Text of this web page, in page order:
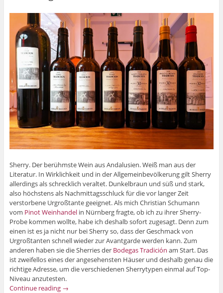
Sherry. Der berühmste Wein aus Andalusien. Weiß man aus der
Literatur. In Wirklichkeit und in der Allgemeinbevölkerung gilt Sherry
allerdings als schrecklich veraltet. Dunkelbraun und süß und stark,
also höchstens als Nachmittagsschluck für die vor langer Zeit
verstorbene Urgroßtante geeignet. Als mich Christian Schumann
vom Pinot Weinhandelin Nürnberg fragte, ob ich zu ihrer Sherry-
Probe kommen wollte, habe ich deshalb sofort zugesagt. Denn zum
einen ist es ja nicht nur bei Sherry so, dass der Geschmack von
Urgroßtanten schnell wieder zur Avantgarde werden kann. Zum
anderen haben sie die Sherries der Bodegas Tradición am Start. Das
ist zweifellos eines der angesehensten Häuser und deshalb genau die
richtige Adresse, um die verschiedenen Sherrytypen einmal auf Top-
Niveau anzutesten.
Continue reading →